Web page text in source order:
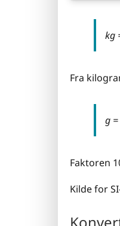
kg
Fra
g
Faktoren
Kilde for